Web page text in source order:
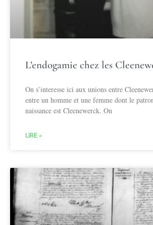
L’endogamie chez les
On s’interesse ici aux unions entre
entre un homme et une femme dont le
naissance est Cleenewerck. On
LIRE »